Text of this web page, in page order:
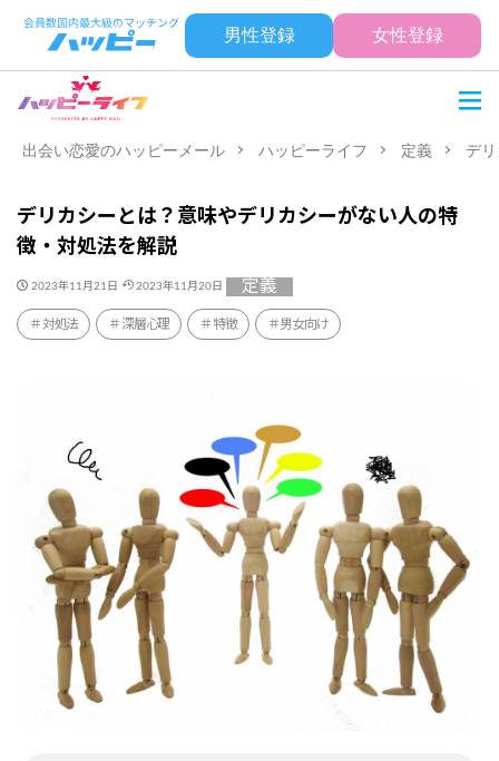
男性登録 女性登録
出会い恋愛のハッピーメール ハッピーライフ 定義 デ
デリカシーとは？意味やデリカシーがない人の特
徴・対処法を解説
2023年11月21日 2023年11月20日 定義
対処法 深層心理 特徴 男女向け